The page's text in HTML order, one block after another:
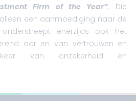
Firm of the Year”. Die
een aanmoediging naar de
enerzijds ook het
oor en van vertrouwen en
van onzekerheid en